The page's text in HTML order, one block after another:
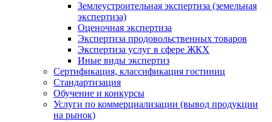
Землеустроительная экспертиза (земельная
экспертиза)
Оценочная экспертиза
Экспертиза продовольственных товаров
Экспертиза услуг в сфере ЖКХ
Иные виды экспертиз
Сертификация, классификация гостиниц
Стандартизация
Обучение и конкурсы
Услуги по коммерциализации (вывод продукции
на рынок)